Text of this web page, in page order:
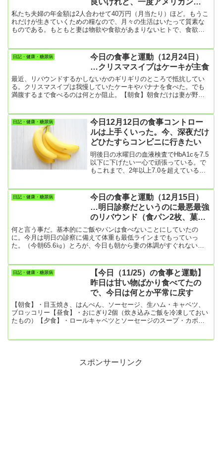
BBQをがっつり食べてみたい
私たち夫婦の年金額は2人合わせて40万円（月当たり）ほど。もうこ
れだけが生きていくための糧なので、月々の生活はいたって質素な
ものである。もともと妻は物欲や食欲があまりないヒトで、食欲に
食欲が刺激されており、TVで見たアメリカンBBQを毎日でも腹の皮
がはちきれるほど食べてみたいと妄想するんですよね。あの分厚い
ステーキや片手では持ちきれないようなでっかいスペアリブにかぶ
りついてみた...
日記・健康・糖尿病
今日の食事と運動（12月24日）
…クリスマスイブはケーキが主食
最近、リバウンドするかしないかのギリギリのところで抵抗してい
る。クリスマスイブは我慢していたケーキやバナナを食べた。でも
満腹するまで食べるのは何とか阻止。【朝食】朝食だけは妻が野菜
リ）・野菜コンソメスープ・焼き芋（Mサイズ）【昼食】甘い物ばっ
かり😓・ケーキ 1個・バナナ 2本・赤福餅 4個・チキン照り焼き
【夕食】・ケーキ 1個・焼き芋（Mサイズ）・牛乳 200㎖【運
動】・歩数計 1...
日記・健康・糖尿病
今日12月12日の食事コントロー
ルは上手くいった。今、深夜だけ
どひたすらコンビニに行きたい
明後日の水曜日の血液検査でHbA1cを7.5
以下に下げたい一心で頑張っている。で
もこれまで、2年以上7.0を超えている。
り前に頸動脈のプラークを指摘されてい
たし。HbA1c7.0以上をちょっとなめすぎ
ていたのかも。水曜日の診察でHbA1cが
改善されていても、薬の量を増やしても
らおうかな。
日記・健康・糖尿病
今日の食事と運動（12月15日）
…明日診察だというのに最悪最強
のリバウンド（食パン2枚、菓子
パン3個、カヌレ2個、焼きめし、
焼き芋）
何と言う事だ。基本的にご飯やパンは食べないことにしていたの
に。今月は明日の診察に備えて体重も最低ラインまでもっていっ
た。（今朝65.6㎏）とろが、今日も朝から妻の体調がすぐれない。
のホイップあんぱん253kcal、ぬれあんぱん278kcal）・カヌレ2個
（チョコカヌレ190kcal、濃密カヌレ161kcal）・焼き芋1個（大）・
牛乳300㎖【昼食】・菓子パン1個（たっぷりホ...
日記・健康・糖尿病
【今日（11/25）の食事と運動】
昨日は甘い物ばかり食べてたの
で、今日は何とか平常に戻す
【朝食】・目玉焼き、はんぺん、ソーセージ、生ハム・キャベツ、
ブロッコリー【昼食】・おにぎり2個（炊き込みご飯を冷凍しておい
たもの）【夕食】・ロールキャベツとソーセージのスープ・カボチ
スポンサーリンク